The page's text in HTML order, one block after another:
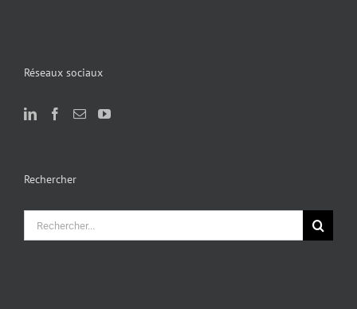
Réseaux sociaux
Rechercher
Rechercher: